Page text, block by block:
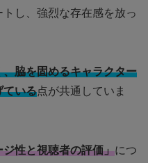
トし、強烈な存在感を放っ
脇を固めるキャラクター
ている点が共通していま
性と視聴者の評価」につ